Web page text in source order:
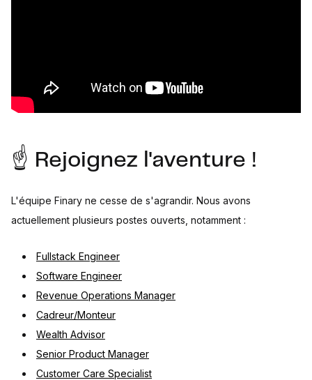
☝️ Rejoignez l'aventure !
L'équipe Finary ne cesse de s'agrandir. Nous avons
actuellement plusieurs postes ouverts, notamment :
Fullstack Engineer
Software Engineer
Revenue Operations Manager
Cadreur/Monteur
Wealth Advisor
Senior Product Manager
Customer Care Specialist